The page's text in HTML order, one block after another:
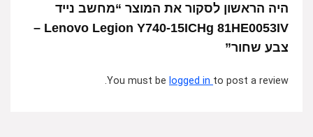
היה הראשון לסקור את המוצר “מחשב נייד
Lenovo Legion Y740-15ICHg 81HE0053IV –
צבע שחור”
You must be logged in to post a review.